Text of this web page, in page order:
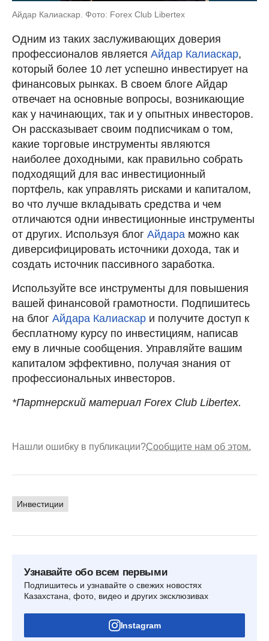
Айдар Калиаскар. Фото: Forex Club Libertex
Одним из таких заслуживающих доверия
профессионалов является Айдар Калиаскар,
который более 10 лет успешно инвестирует на
финансовых рынках. В своем блоге Айдар
отвечает на основные вопросы, возникающие
как у начинающих, так и у опытных инвесторов.
Он рассказывает своим подписчикам о том,
какие торговые инструменты являются
наиболее доходными, как правильно собрать
подходящий для вас инвестиционный
портфель, как управлять рисками и капиталом,
во что лучше вкладывать средства и чем
отличаются одни инвестиционные инструменты
от других. Используя блог Айдара можно как
диверсифицировать источники дохода, так и
создать источник пассивного заработка.
Используйте все инструменты для повышения
вашей финансовой грамотности. Подпишитесь
на блог Айдара Калиаскар и получите доступ к
бесплатному курсу по инвестициям, написав
ему в личные сообщения. Управляйте вашим
капиталом эффективно, получая знания от
профессиональных инвесторов.
*Партнерский материал Forex Club Libertex.
Нашли ошибку в публикации?Сообщите нам об этом.
Инвестиции
Узнавайте обо всем первыми
Подпишитесь и узнавайте о свежих новостях
Казахстана, фото, видео и других эксклюзивах
Instagram